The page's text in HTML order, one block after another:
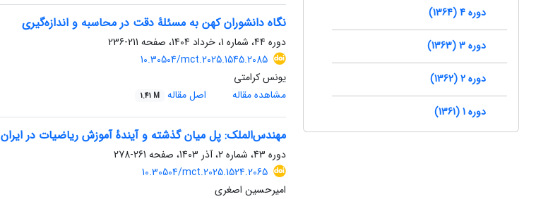
نگاه دانشوران کهن به مسئلهٔ دقت در محاسبه و اندازه‌گیری
دوره 44، شماره 1، خرداد 1404، صفحه
211-236
10.30504/mct.2025.1545.2085
یونس کرامتی
مشاهده مقاله
اصل مقاله 1.41 M
مهندس‌الملک: پل میان گذشته و آیندهٔ آموزش ریاضیات در ایران
دوره 43، شماره 2، آذر 1403، صفحه
261-278
10.30504/mct.2025.1524.2065
امیر‌حسین اصغری
دوره 4 (1364)
دوره 3 (1363)
دوره 2 (1362)
دوره 1 (1361)